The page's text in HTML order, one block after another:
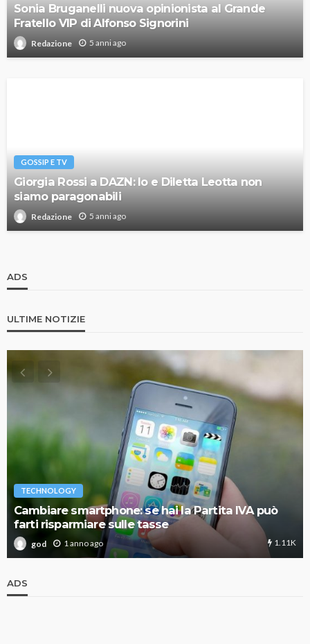
Sonia Bruganelli nuova opinionista al Grande
Fratello VIP di Alfonso Signorini
Redazione 5 anni ago
GOSSIP E TV
Giorgia Rossi a DAZN: Io e Diletta Leotta non
siamo paragonabili
Redazione 5 anni ago
ADS
ULTIME NOTIZIE
TECHNOLOGY
Cambiare smartphone: se hai la Partita IVA può
farti risparmiare sulle tasse
god 1 anno ago 1.11K
ADS